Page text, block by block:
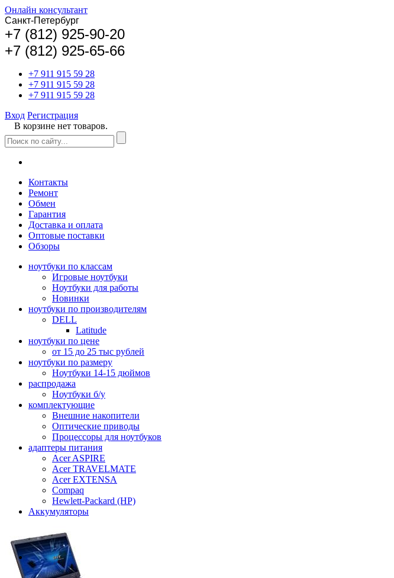
Онлайн консультант
Санкт-Петербург
+7 (812) 925-90-20
+7 (812) 925-65-66
+7 911 915 59 28
+7 911 915 59 28
+7 911 915 59 28
Вход Регистрация
В корзине нет товаров.
Контакты
Ремонт
Обмен
Гарантия
Доставка и оплата
Оптовые поставки
Обзоры
ноутбуки по классам
Игровые ноутбуки
Ноутбуки для работы
Новинки
ноутбуки по производителям
DELL
Latitude
ноутбуки по цене
от 15 до 25 тыс рублей
ноутбуки по размеру
Ноутбуки 14-15 дюймов
распродажа
Ноутбуки б/у
комплектующие
Внешние накопители
Оптические приводы
Процессоры для ноутбуков
адаптеры питания
Acer ASPIRE
Acer TRAVELMATE
Acer EXTENSA
Compaq
Hewlett-Packard (HP)
Аккумуляторы